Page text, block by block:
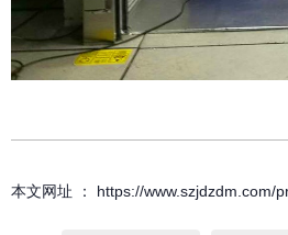
本文网址 ： https://www.szjdzdm.com/